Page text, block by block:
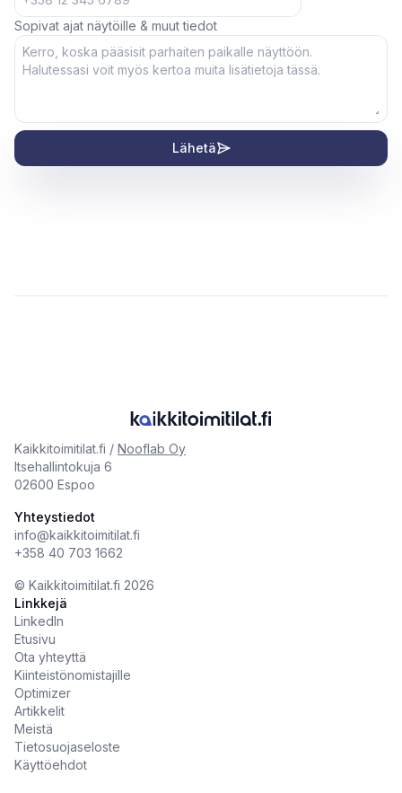
Sopivat ajat näytöille & muut tiedot
Lähetä
Kaikkitoimitilat.fi / Nooflab Oy
Itsehallintokuja 6
02600 Espoo
Yhteystiedot
info@kaikkitoimitilat.fi
+358 40 703 1662
©️ Kaikkitoimitilat.fi 2026
Linkkejä
LinkedIn
Etusivu
Ota yhteyttä
Kiinteistönomistajille
Optimizer
Artikkelit
Meistä
Tietosuojaseloste
Käyttöehdot